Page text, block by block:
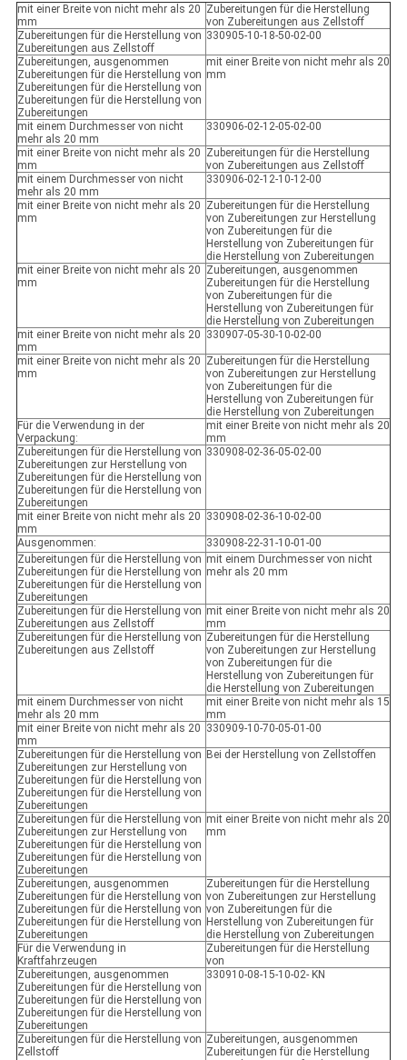
mit einer Breite von nicht mehr als 20
mm
Zubereitungen für die Herstellung
von Zubereitungen aus Zellstoff
Zubereitungen für die Herstellung von
Zubereitungen aus Zellstoff
330905-10-18-50-02-00
Zubereitungen, ausgenommen
Zubereitungen für die Herstellung von
Zubereitungen für die Herstellung von
Zubereitungen für die Herstellung von
Zubereitungen
mit einer Breite von nicht mehr als 20
mm
mit einem Durchmesser von nicht
mehr als 20 mm
330906-02-12-05-02-00
mit einer Breite von nicht mehr als 20
mm
Zubereitungen für die Herstellung
von Zubereitungen aus Zellstoff
mit einem Durchmesser von nicht
mehr als 20 mm
330906-02-12-10-12-00
mit einer Breite von nicht mehr als 20
mm
Zubereitungen für die Herstellung
von Zubereitungen zur Herstellung
von Zubereitungen für die
Herstellung von Zubereitungen für
die Herstellung von Zubereitungen
mit einer Breite von nicht mehr als 20
mm
Zubereitungen, ausgenommen
Zubereitungen für die Herstellung
von Zubereitungen für die
Herstellung von Zubereitungen für
die Herstellung von Zubereitungen
mit einer Breite von nicht mehr als 20
mm
330907-05-30-10-02-00
mit einer Breite von nicht mehr als 20
mm
Zubereitungen für die Herstellung
von Zubereitungen zur Herstellung
von Zubereitungen für die
Herstellung von Zubereitungen für
die Herstellung von Zubereitungen
Für die Verwendung in der
Verpackung:
mit einer Breite von nicht mehr als 20
mm
Zubereitungen für die Herstellung von
Zubereitungen zur Herstellung von
Zubereitungen für die Herstellung von
Zubereitungen für die Herstellung von
Zubereitungen
330908-02-36-05-02-00
mit einer Breite von nicht mehr als 20
mm
330908-02-36-10-02-00
Ausgenommen:
330908-22-31-10-01-00
Zubereitungen für die Herstellung von
Zubereitungen für die Herstellung von
Zubereitungen für die Herstellung von
Zubereitungen
mit einem Durchmesser von nicht
mehr als 20 mm
Zubereitungen für die Herstellung von
Zubereitungen aus Zellstoff
mit einer Breite von nicht mehr als 20
mm
Zubereitungen für die Herstellung von
Zubereitungen aus Zellstoff
Zubereitungen für die Herstellung
von Zubereitungen zur Herstellung
von Zubereitungen für die
Herstellung von Zubereitungen für
die Herstellung von Zubereitungen
mit einem Durchmesser von nicht
mehr als 20 mm
mit einer Breite von nicht mehr als 15
mm
mit einer Breite von nicht mehr als 20
mm
330909-10-70-05-01-00
Zubereitungen für die Herstellung von
Zubereitungen zur Herstellung von
Zubereitungen für die Herstellung von
Zubereitungen für die Herstellung von
Zubereitungen
Bei der Herstellung von Zellstoffen
Zubereitungen für die Herstellung von
Zubereitungen zur Herstellung von
Zubereitungen für die Herstellung von
Zubereitungen für die Herstellung von
Zubereitungen
mit einer Breite von nicht mehr als 20
mm
Zubereitungen, ausgenommen
Zubereitungen für die Herstellung von
Zubereitungen für die Herstellung von
Zubereitungen für die Herstellung von
Zubereitungen
Zubereitungen für die Herstellung
von Zubereitungen zur Herstellung
von Zubereitungen für die
Herstellung von Zubereitungen für
die Herstellung von Zubereitungen
Für die Verwendung in
Kraftfahrzeugen
Zubereitungen für die Herstellung
von
Zubereitungen, ausgenommen
Zubereitungen für die Herstellung von
Zubereitungen für die Herstellung von
Zubereitungen für die Herstellung von
Zubereitungen
330910-08-15-10-02- KN
Zubereitungen für die Herstellung von
Zellstoff
Zubereitungen, ausgenommen
Zubereitungen für die Herstellung